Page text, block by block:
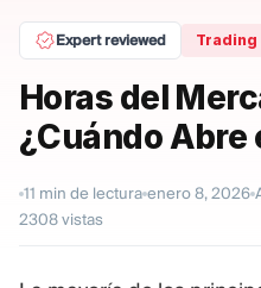
Expert reviewed Trading
Horas del
¿Cuándo Abre
11 min de lectura enero 8, 2026
2308vistas
Solución Llave En Mano
Forex / CFD
Una Prop Firm